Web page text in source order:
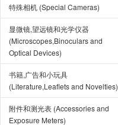
特殊相机 (Special Cameras)
显微镜,望远镜和光学仪器
(Microscopes,Binoculars and
Optical Devices)
书籍,广告和小玩具
(Literature,Leaflets and Novelties)
附件和测光表 (Accessories and
Exposure Meters)